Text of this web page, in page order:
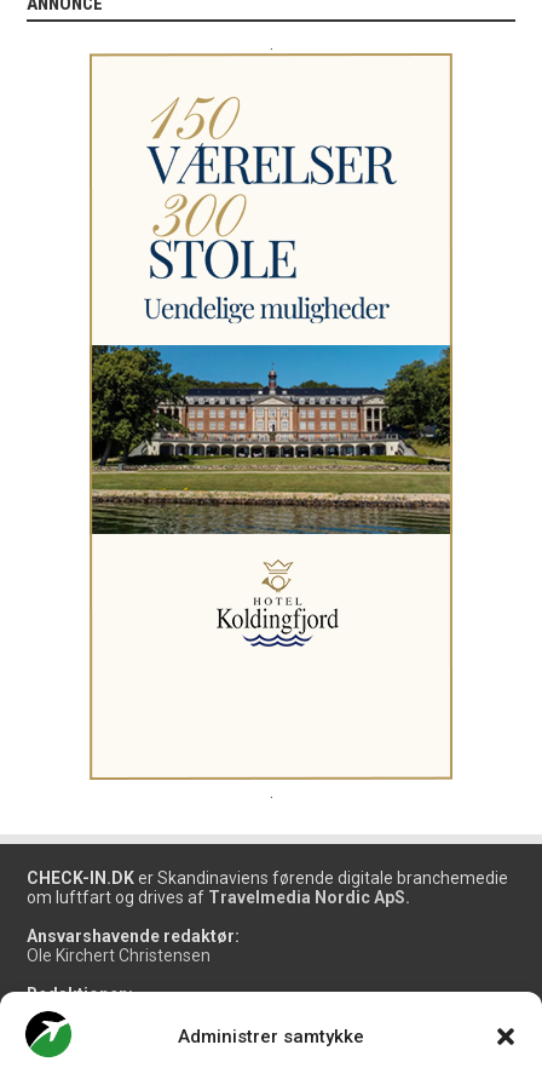
Administrer samtykke
CHECK-IN.DK er Skandinaviens førende digitale branchemedie
om luftfart og drives af Travelmedia Nordic ApS.
Ansvarshavende redaktør:
Ole Kirchert Christensen
Redaktionen:
Christian Granhøj Skouboe
Henrik Baumgarten
Danny Longhi Andreasen